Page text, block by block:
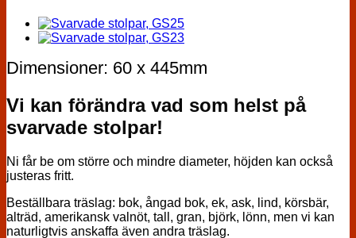
Dimensioner: 60 x 445mm
Vi kan förändra vad som helst på
svarvade stolpar!
Ni får be om större och mindre diameter, höjden kan också
justeras fritt.
Beställbara träslag: bok, ångad bok, ek, ask, lind, körsbär,
alträd, amerikansk valnöt, tall, gran, björk, lönn, men vi kan
naturligtvis anskaffa även andra träslag.